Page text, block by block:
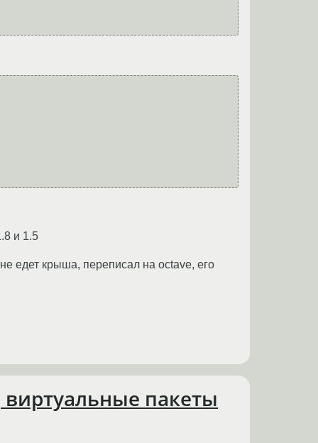
и 1.5
едет крыша, переписал на octave, его
пакеты